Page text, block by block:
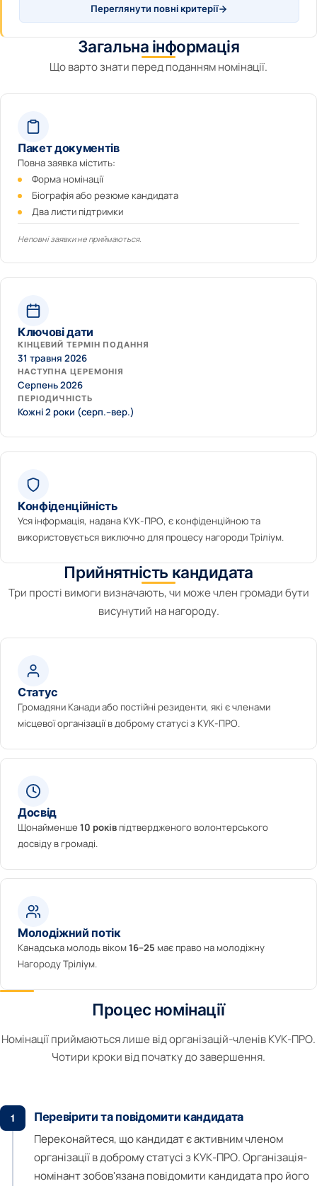
Переглянути повні критерії
Загальна інформація
Що варто знати перед поданням номінації.
Пакет документів
Повна заявка містить:
Форма номінації
Біографія або резюме кандидата
Два листи підтримки
Неповні заявки не приймаються.
Ключові дати
КІНЦЕВИЙ ТЕРМІН ПОДАННЯ
31 травня 2026
НАСТУПНА ЦЕРЕМОНІЯ
Серпень 2026
ПЕРІОДИЧНІСТЬ
Кожні 2 роки (серп.–вер.)
Конфіденційність
Уся інформація, надана КУК-ПРО, є конфіденційною та
використовується виключно для процесу нагороди Тріліум.
Прийнятність кандидата
Три прості вимоги визначають, чи може член громади бути
висунутий на нагороду.
Статус
Громадяни Канади або постійні резиденти, які є членами
місцевої організації в доброму статусі з КУК-ПРО.
Досвід
Щонайменше 10 років підтвердженого волонтерського
досвіду в громаді.
Молодіжний потік
Канадська молодь віком16–25 має право на молодіжну
Нагороду Тріліум.
Процес номінації
Номінації приймаються лише від організацій-членів КУК-ПРО.
Чотири кроки від початку до завершення.
1 Перевірити та повідомити кандидата
Переконайтеся, що кандидат є активним членом
організації в доброму статусі з КУК-ПРО. Організація-
номінант зобов'язана повідомити кандидата про його